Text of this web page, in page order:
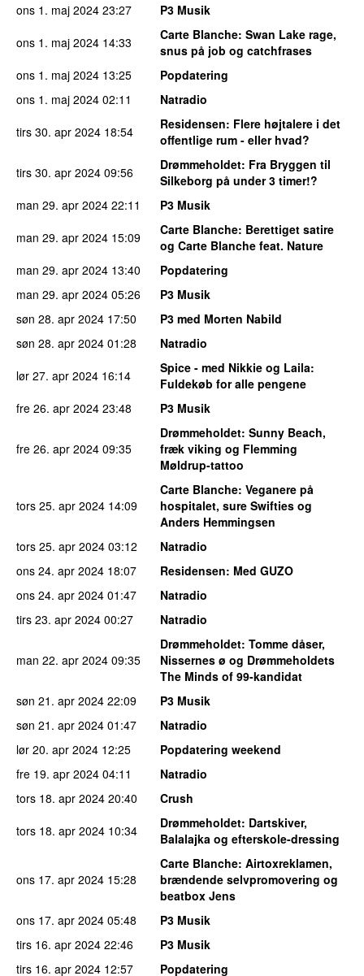
ons 1. maj 2024 23:27
P3 Musik
ons 1. maj 2024 14:33 Carte Blanche: Swan Lake rage,
snus på job og catchfrases
ons 1. maj 2024 13:25
Popdatering
ons 1. maj 2024 02:11
Natradio
tirs 30. apr 2024 18:54 Residensen: Flere højtalere i det
offentlige rum - eller hvad?
tirs 30. apr 2024 09:56 Drømmeholdet: Fra Bryggen til
Silkeborg på under 3 timer!?
man 29. apr 2024 22:11
P3 Musik
man 29. apr 2024 15:09 Carte Blanche: Berettiget satire
og Carte Blanche feat. Nature
man 29. apr 2024 13:40
Popdatering
man 29. apr 2024 05:26
P3 Musik
søn 28. apr 2024 17:50
P3 med Morten Nabild
søn 28. apr 2024 01:28
Natradio
lør 27. apr 2024 16:14 Spice - med Nikkie og Laila:
Fuldekøb for alle pengene
fre 26. apr 2024 23:48 P3 Musik
fre 26. apr 2024 09:35
Drømmeholdet: Sunny Beach,
fræk viking og Flemming
Møldrup-tattoo
tors 25. apr 2024 14:09
Carte Blanche: Veganere på
hospitalet, sure Swifties og
Anders Hemmingsen
tors 25. apr 2024 03:12
Natradio
ons 24. apr 2024 18:07 Residensen: Med GUZO
ons 24. apr 2024 01:47
Natradio
tirs 23. apr 2024 00:27 Natradio
man 22. apr 2024 09:35
Drømmeholdet: Tomme dåser,
Nissernes ø og Drømmeholdets
The Minds of 99-kandidat
søn 21. apr 2024 22:09
P3 Musik
søn 21. apr 2024 01:47
Natradio
lør 20. apr 2024 12:25
Popdatering weekend
fre 19. apr 2024 04:11
Natradio
tors 18. apr 2024 20:40
Crush
tors 18. apr 2024 10:34 Drømmeholdet: Dartskiver,
Balalajka og efterskole-dressing
ons 17. apr 2024 15:28
Carte Blanche: Airtoxreklamen,
brændende selvpromovering og
beatbox Jens
ons 17. apr 2024 05:48
P3 Musik
tirs 16. apr 2024 22:46
P3 Musik
tirs 16. apr 2024 12:57 Popdatering